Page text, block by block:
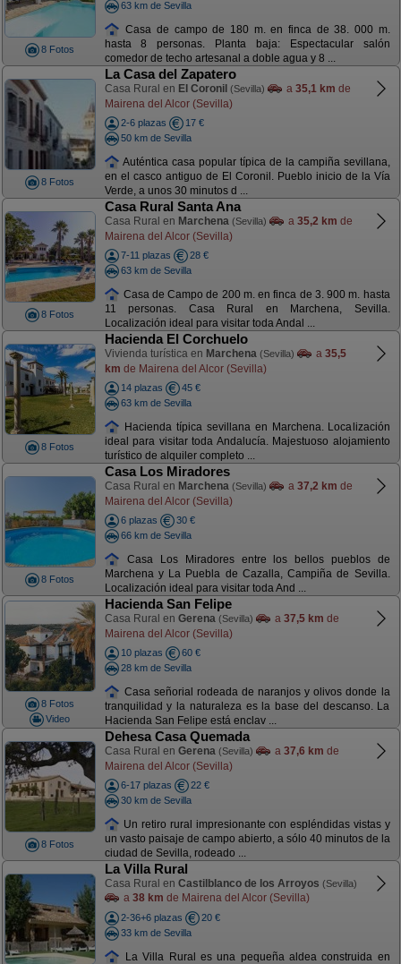
8 Fotos
63 km de Sevilla
Casa de campo de 180 m. en finca de 38. 000 m.
hasta 8 personas. Planta baja: Espectacular salón
comedor de techo artesanal a doble agua y 8 ...
8 Fotos
La Casa del Zapatero
Casa Rural en El Coronil (Sevilla) a 35,1 km de
Mairena del Alcor (Sevilla)
2-6 plazas
17 €
50 km de Sevilla
Auténtica casa popular típica de la campiña sevillana,
en el casco antiguo de El Coronil. Pueblo inicio de la Vía
Verde, a unos 30 minutos d ...
8 Fotos
Casa Rural Santa Ana
Casa Rural en Marchena (Sevilla) a 35,2 km de
Mairena del Alcor (Sevilla)
7-11 plazas
28 €
63 km de Sevilla
Casa de Campo de 200 m. en finca de 3. 900 m. hasta
11 personas. Casa Rural en Marchena, Sevilla.
Localización ideal para visitar toda Andal ...
8 Fotos
Hacienda El Corchuelo
Vivienda turística en Marchena (Sevilla) a 35,5
km de Mairena del Alcor (Sevilla)
14 plazas
45 €
63 km de Sevilla
Hacienda típica sevillana en Marchena. Localización
ideal para visitar toda Andalucía. Majestuoso alojamiento
turístico de alquiler completo ...
8 Fotos
Casa Los Miradores
Casa Rural en Marchena (Sevilla) a 37,2 km de
Mairena del Alcor (Sevilla)
6 plazas
30 €
66 km de Sevilla
Casa Los Miradores entre los bellos pueblos de
Marchena y La Puebla de Cazalla, Campiña de Sevilla.
Localización ideal para visitar toda And ...
8 Fotos
Video
Hacienda San Felipe
Casa Rural en Gerena (Sevilla) a 37,5 km de
Mairena del Alcor (Sevilla)
10 plazas
60 €
28 km de Sevilla
Casa señorial rodeada de naranjos y olivos donde la
tranquilidad y la naturaleza es la base del descanso. La
Hacienda San Felipe está enclav ...
8 Fotos
Dehesa Casa Quemada
Casa Rural en Gerena (Sevilla) a 37,6 km de
Mairena del Alcor (Sevilla)
6-17 plazas
22 €
30 km de Sevilla
Un retiro rural impresionante con espléndidas vistas y
un vasto paisaje de campo abierto, a sólo 40 minutos de la
ciudad de Sevilla, rodeado ...
La Villa Rural
Casa Rural en Castilblanco de los Arroyos (Sevilla)
a 38 km de Mairena del Alcor (Sevilla)
2-36+6 plazas
20 €
33 km de Sevilla
La Villa Rural es una pequeña aldea construida en